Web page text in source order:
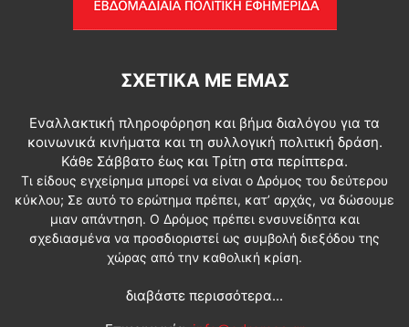
ΣΧΕΤΙΚΆ ΜΕ ΕΜΆΣ
Εναλλακτική πληροφόρηση και βήμα διαλόγου για τα
κοινωνικά κινήματα και τη συλλογική πολιτική δράση.
Κάθε Σάββατο έως και Τρίτη στα περίπτερα.
Τι είδους εγχείρημα μπορεί να είναι ο Δρόμος του δεύτερου
κύκλου; Σε αυτό το ερώτημα πρέπει, κατ’ αρχάς, να δώσουμε
μιαν απάντηση. Ο Δρόμος πρέπει ενσυνείδητα και
σχεδιασμένα να προσδιοριστεί ως συμβολή διεξόδου της
χώρας από την καθολική κρίση.
διαβάστε περισσότερα...